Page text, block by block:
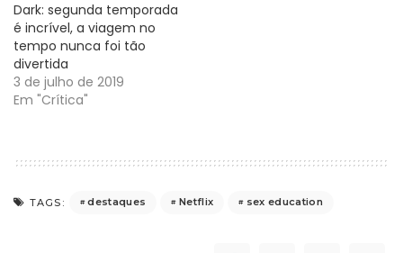
Dark: segunda temporada
é incrível, a viagem no
tempo nunca foi tão
divertida
3 de julho de 2019
Em "Crítica"
TAGS: destaques Netflix sex education